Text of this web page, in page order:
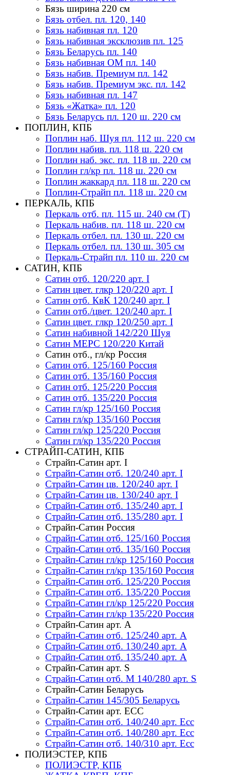
Бязь ширина 220 см
Бязь отбел. пл. 120, 140
Бязь набивная пл. 120
Бязь набивная эксклюзив пл. 125
Бязь Беларусь пл. 140
Бязь набивная ОМ пл. 140
Бязь набив. Премиум пл. 142
Бязь набив. Премиум экс. пл. 142
Бязь набивная пл. 147
Бязь «Жатка» пл. 120
Бязь Беларусь пл. 120 ш. 220 см
ПОПЛИН, КПБ
Поплин наб. Шуя пл. 112 ш. 220 см
Поплин набив. пл. 118 ш. 220 см
Поплин наб. экс. пл. 118 ш. 220 см
Поплин гл/кр пл. 118 ш. 220 см
Поплин жаккард пл. 118 ш. 220 см
Поплин-Страйп пл. 118 ш. 220 см
ПЕРКАЛЬ, КПБ
Перкаль отб. пл. 115 ш. 240 см (Т)
Перкаль набив. пл. 118 ш. 220 см
Перкаль отбел. пл. 130 ш. 220 см
Перкаль отбел. пл. 130 ш. 305 см
Перкаль-Страйп пл. 110 ш. 220 см
САТИН, КПБ
Сатин отб. 120/220 арт. I
Сатин цвет. глкр 120/220 арт. I
Сатин отб. КвК 120/240 арт. I
Сатин отб./цвет. 120/240 арт. I
Сатин цвет. глкр 120/250 арт. I
Сатин набивной 142/220 Шуя
Сатин МЕРС 120/220 Китай
Сатин отб., гл/кр Россия
Сатин отб. 125/160 Россия
Сатин отб. 135/160 Россия
Сатин отб. 125/220 Россия
Сатин отб. 135/220 Россия
Сатин гл/кр 125/160 Россия
Сатин гл/кр 135/160 Россия
Сатин гл/кр 125/220 Россия
Сатин гл/кр 135/220 Россия
СТРАЙП-САТИН, КПБ
Страйп-Сатин арт. I
Страйп-Сатин отб. 120/240 арт. I
Страйп-Сатин цв. 120/240 арт. I
Страйп-Сатин цв. 130/240 арт. I
Страйп-Сатин отб. 135/240 арт. I
Страйп-Сатин отб. 135/280 арт. I
Страйп-Сатин Россия
Страйп-Сатин отб. 125/160 Россия
Страйп-Сатин отб. 135/160 Россия
Страйп-Сатин гл/кр 125/160 Россия
Страйп-Сатин гл/кр 135/160 Россия
Страйп-Сатин отб. 125/220 Россия
Страйп-Сатин отб. 135/220 Россия
Страйп-Сатин гл/кр 125/220 Россия
Страйп-Сатин гл/кр 135/220 Россия
Страйп-Сатин арт. А
Страйп-Сатин отб. 125/240 арт. А
Страйп-Сатин отб. 130/240 арт. А
Страйп-Сатин отб. 135/240 арт. А
Страйп-Сатин арт. S
Страйп-Сатин отб. M 140/280 арт. S
Страйп-Сатин Беларусь
Страйп-Сатин 145/305 Беларусь
Страйп-Сатин арт. ЕСС
Страйп-Сатин отб. 140/240 арт. Есс
Страйп-Сатин отб. 140/280 арт. Есс
Страйп-Сатин отб. 140/310 арт. Есс
ПОЛИЭСТЕР, КПБ
ПОЛИЭСТР, КПБ